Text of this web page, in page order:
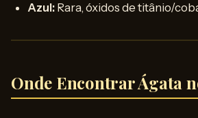
Azul: Rara, óxidos de titânio/
Onde Encontrar Ágata